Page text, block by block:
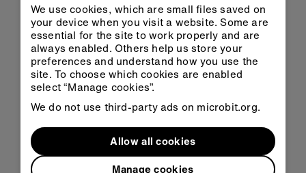
We use cookies, which are small files saved on
your device when you visit a website. Some are
essential for the site to work properly and are
always enabled. Others help us store your
preferences and understand how you use the
site. To choose which cookies are enabled
select “Manage cookies”.
We do not use third-party ads on microbit.org.
Manage cookies
Allow all cookies